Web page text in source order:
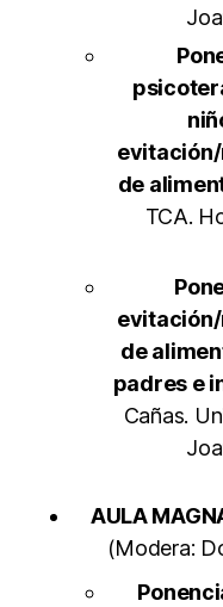
de
TCA.
de
padres e
Cañas.
AULA
(Modera: